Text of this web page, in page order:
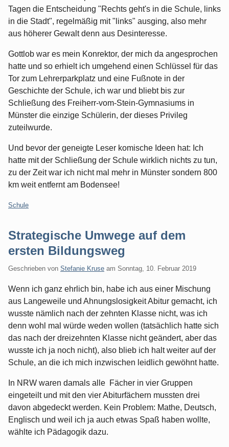
Tagen die Entscheidung "Rechts geht's in die Schule, links
in die Stadt", regelmäßig mit "links" ausging, also mehr
aus höherer Gewalt denn aus Desinteresse.
Gottlob war es mein Konrektor, der mich da angesprochen
hatte und so erhielt ich umgehend einen Schlüssel für das
Tor zum Lehrerparkplatz und eine Fußnote in der
Geschichte der Schule, ich war und bliebt bis zur
Schließung des Freiherr-vom-Stein-Gymnasiums in
Münster die einzige Schülerin, der dieses Privileg
zuteilwurde.
Und bevor der geneigte Leser komische Ideen hat: Ich
hatte mit der Schließung der Schule wirklich nichts zu tun,
zu der Zeit war ich nicht mal mehr in Münster sondern 800
km weit entfernt am Bodensee!
Kategorien:
Schule
Strategische Umwege auf dem
ersten Bildungsweg
Geschrieben von Stefanie Kruse am Sonntag, 10. Februar 2019
Wenn ich ganz ehrlich bin, habe ich aus einer Mischung
aus Langeweile und Ahnungslosigkeit Abitur gemacht, ich
wusste nämlich nach der zehnten Klasse nicht, was ich
denn wohl mal würde weden wollen (tatsächlich hatte sich
das nach der dreizehnten Klasse nicht geändert, aber das
wusste ich ja noch nicht), also blieb ich halt weiter auf der
Schule, an die ich mich inzwischen leidlich gewöhnt hatte.
In NRW waren damals alle Fächer in vier Gruppen
eingeteilt und mit den vier Abiturfächern mussten drei
davon abgedeckt werden. Kein Problem: Mathe, Deutsch,
Englisch und weil ich ja auch etwas Spaß haben wollte,
wählte ich Pädagogik dazu.